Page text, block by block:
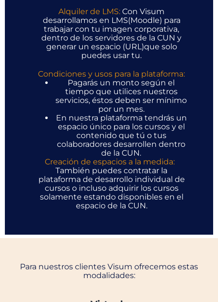
Alquiler de LMS: Con Visum
desarrollamos en LMS(Moodle) para
trabajar con tu imagen corporativa,
dentro de los servidores de la CUN y
generar un espacio (URL)que solo
puedes usar tu.
Condiciones y usos para la plataforma:
Pagarás un monto según el
tiempo que utilices nuestros
servicios, éstos deben ser mínimo
por un mes.
En nuestra plataforma tendrás un
espacio único para los cursos y el
contenido que tú o tus
colaboradores desarrollen dentro
de la CUN.
Creación de espacios a la medida:
También puedes contratar la
plataforma de desarrollo individual de
cursos o incluso adquirir los cursos
solamente estando disponibles en el
espacio de la CUN.
Para nuestros clientes Visum ofrecemos estas
modalidades: